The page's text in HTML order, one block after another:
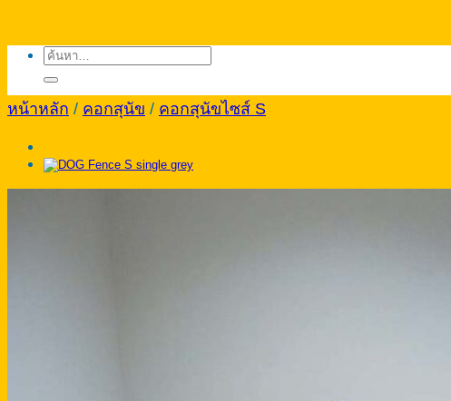
ค้นหา:
หน้าหลัก / คอกสุนัข / คอกสุนัขไซส์ S